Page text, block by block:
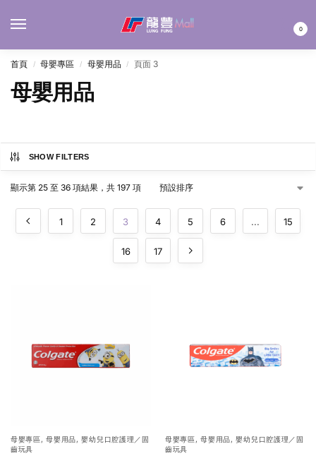
0
首頁 / 母嬰專區 / 母嬰用品 / 頁面 3
母嬰用品
SHOW FILTERS
顯示第 25 至 36 項結果，共 197 項
1 2 3 4 5 6 ... 15
16 17
母嬰專區,母嬰用品,嬰幼兒口腔護理／固
齒玩具
母嬰專區,母嬰用品,嬰幼兒口腔護理／固
齒玩具